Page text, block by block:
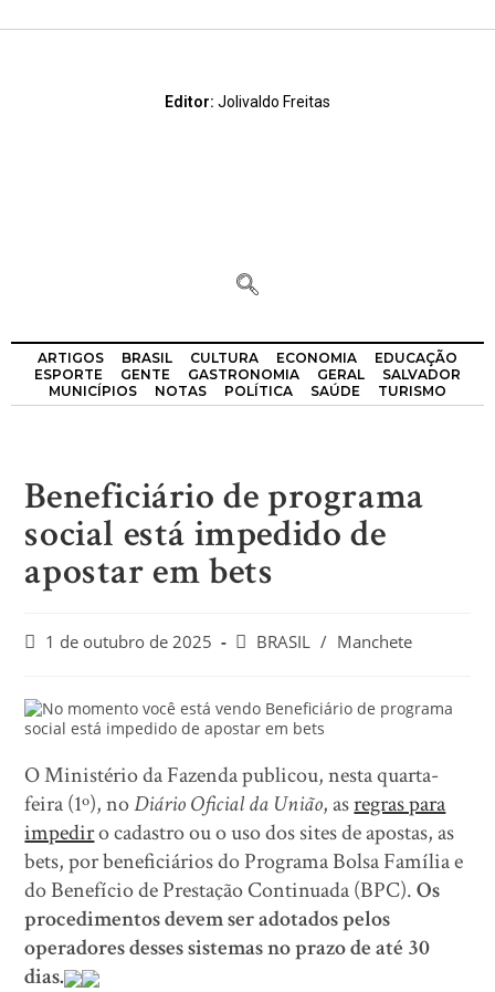
Editor: Jolivaldo Freitas
ARTIGOS BRASIL CULTURA ECONOMIA
EDUCAÇÃO
ESPORTE
GENTE GASTRONOMIA GERAL
SALVADOR
MUNICÍPIOS
NOTAS POLÍTICA SAÚDE TURISMO
Beneficiário de programa
social está impedido de
apostar em bets
1 de outubro de 2025 BRASIL / Manchete
O Ministério da Fazenda publicou, nesta quarta-
feira (1º), noDiário Oficial da União, asregras para
impediro cadastro ou o uso dos sites de apostas, as
bets, por beneficiários do Programa Bolsa Família e
do Benefício de Prestação Continuada (BPC).Os
procedimentos devem ser adotados pelos
operadores desses sistemas no prazo de até 30
dias.